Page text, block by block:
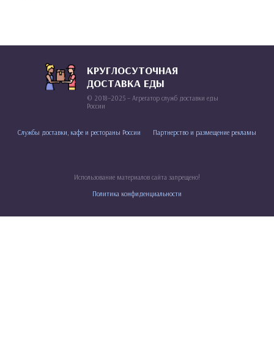
КРУГЛОСУТОЧНАЯ
ДОСТАВКА ЕДЫ
© 2018–2025 – Агрегатор служб доставки еды
России
Службы доставки, кафе и рестораны России Партнерство и размещение рекламы
Использование материалов сайта запрещено!
Политика конфиденциальности